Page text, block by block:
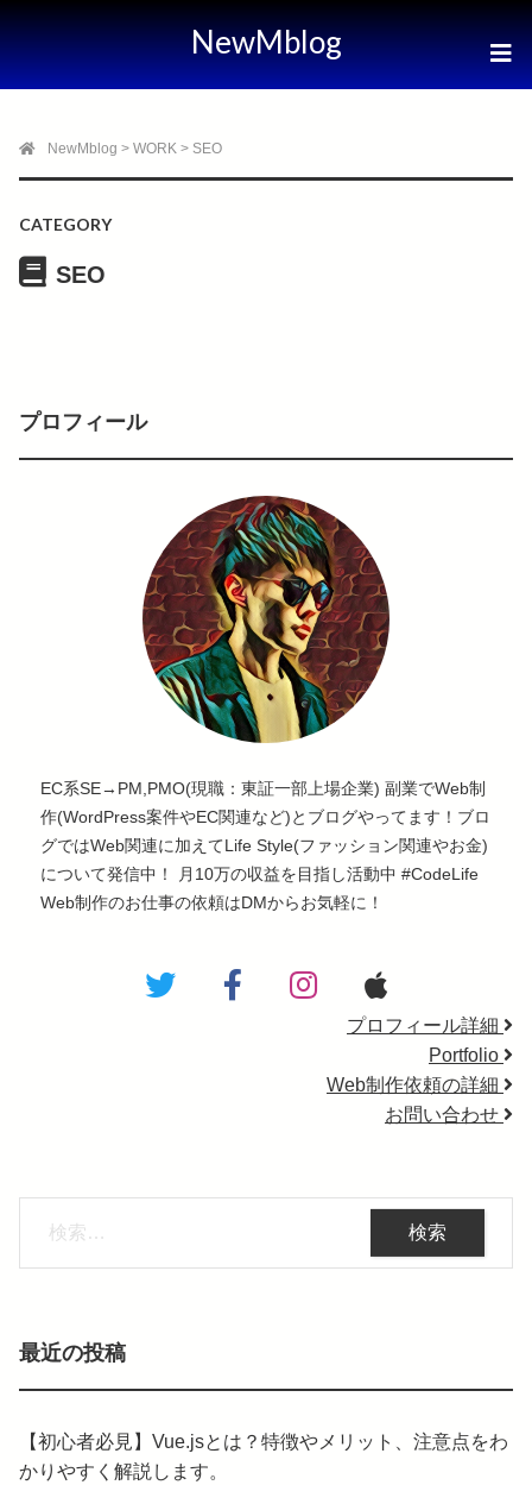
NewMblog
NewMblog > WORK > SEO
CATEGORY
SEO
プロフィール
EC系SE→PM,PMO(現職：東証一部上場企業) 副業でWeb制
作(WordPress案件やEC関連など)とブログやってます！ブロ
グではWeb関連に加えてLife Style(ファッション関連やお金)
について発信中！ 月10万の収益を目指し活動中 #CodeLife
Web制作のお仕事の依頼はDMからお気軽に！
プロフィール詳細
Portfolio
Web制作依頼の詳細
お問い合わせ
最近の投稿
【初心者必見】Vue.jsとは？特徴やメリット、注意点をわ
かりやすく解説します。